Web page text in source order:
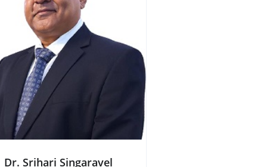
Dr. Srihari Singaravel